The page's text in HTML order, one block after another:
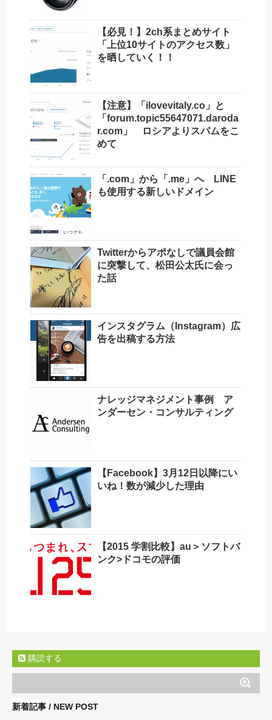
【必見！】2ch系まとめサイト
「上位10サイトのアクセス数」
を晒していく！！
【注意】「ilovevitaly.co」と
「forum.topic55647071.daroda
r.com」 ロシアよりスパムをこ
めて
「.com」から「.me」へ LINE
も使用する新しいドメイン
Twitterからアポなしで議員会館
に突撃して、松田公太氏に会っ
た話
インスタグラム（Instagram）広
告を出稿する方法
ナレッジマネジメント事例 ア
ンダーセン・コンサルティング
【Facebook】3月12日以降にい
いね！数が減少した理由
【2015 学割比較】au＞ソフトバ
ンク>ドコモの評価
購読する
新着記事 / NEW POST